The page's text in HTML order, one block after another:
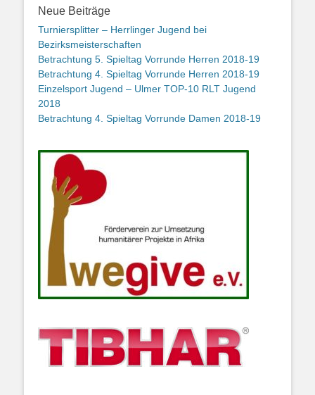
Neue Beiträge
Turniersplitter – Herrlinger Jugend bei
Bezirksmeisterschaften
Betrachtung 5. Spieltag Vorrunde Herren 2018-19
Betrachtung 4. Spieltag Vorrunde Herren 2018-19
Einzelsport Jugend – Ulmer TOP-10 RLT Jugend
2018
Betrachtung 4. Spieltag Vorrunde Damen 2018-19